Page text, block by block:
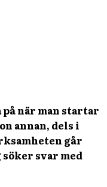
när man startar
annan, dels i
går
svar med